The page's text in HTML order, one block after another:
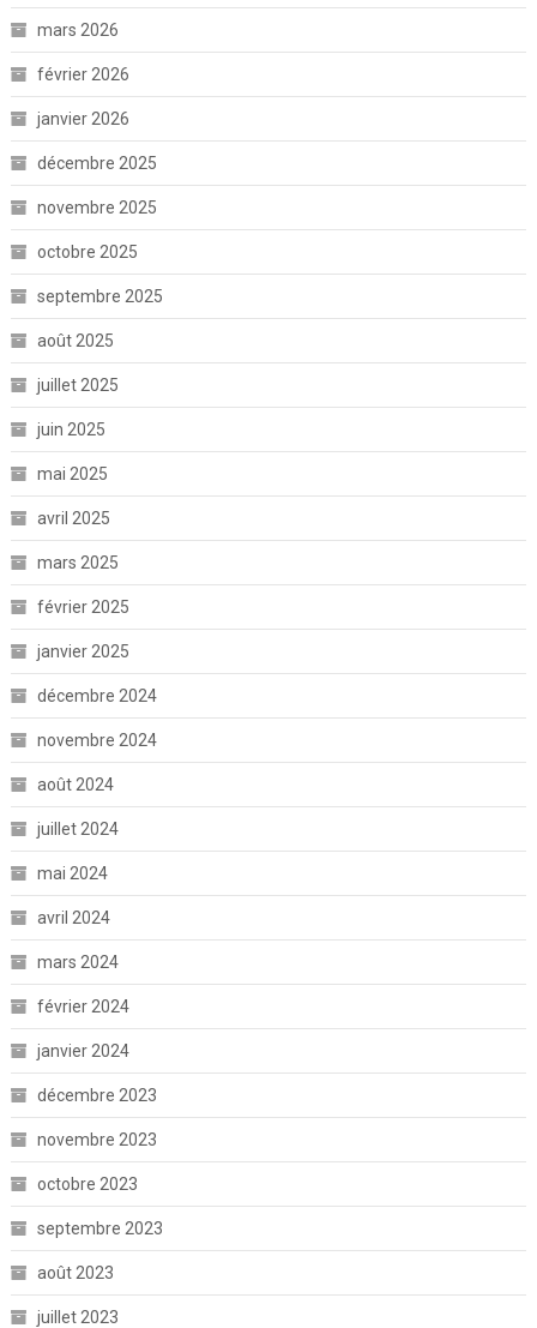
mars 2026
février 2026
janvier 2026
décembre 2025
novembre 2025
octobre 2025
septembre 2025
août 2025
juillet 2025
juin 2025
mai 2025
avril 2025
mars 2025
février 2025
janvier 2025
décembre 2024
novembre 2024
août 2024
juillet 2024
mai 2024
avril 2024
mars 2024
février 2024
janvier 2024
décembre 2023
novembre 2023
octobre 2023
septembre 2023
août 2023
juillet 2023